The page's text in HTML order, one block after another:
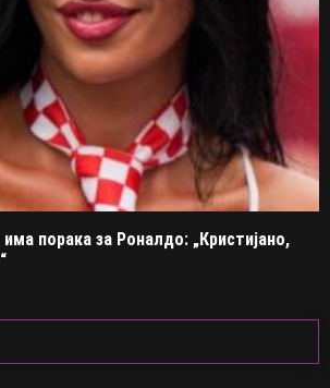
порака за Роналдо: „Кристијано,